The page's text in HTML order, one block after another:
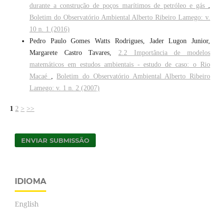
durante a construção de poços marítimos de petróleo e gás
Boletim do Observatório Ambiental Alberto Ribeiro Lamego: v.
10 n. 1 (2016)
Pedro Paulo Gomes Watts Rodrigues, Jader Lugon Junior,
Margarete Castro Tavares, 2.2 Importância de modelos
matemáticos em estudos ambientais - estudo de caso: o Rio
Macaé
Boletim do Observatório Ambiental Alberto Ribeiro
Lamego: v. 1 n. 2 (2007)
1 2 > >>
ENVIAR SUBMISSÃO
IDIOMA
English